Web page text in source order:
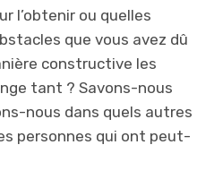
l’obtenir ou quelles
que vous avez dû
constructive les
tant ? Savons-nous
nous dans quels autres
personnes qui ont peut-